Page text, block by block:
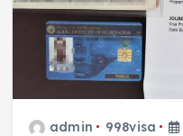
admin 998visa